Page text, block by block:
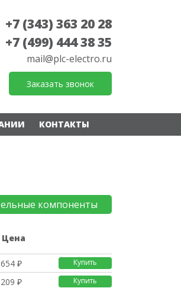
+7 (343) 363 20 28
+7 (499) 444 38 35
mail@plc-electro.ru
Заказать звонок
КОНТАКТЫ
компоненты
Цена
₽ Купить
₽ Купить